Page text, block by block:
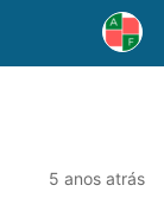
5 anos atrás